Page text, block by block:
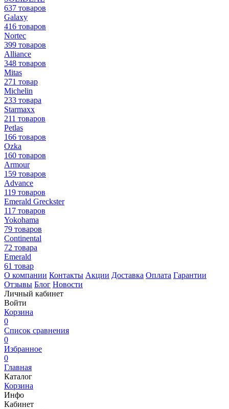
637 товаров
Galaxy
416 товаров
Nortec
399 товаров
Alliance
348 товаров
Mitas
271 товар
Michelin
233 товара
Starmaxx
211 товаров
Petlas
166 товаров
Ozka
160 товаров
Armour
159 товаров
Advance
119 товаров
Emerald Greckster
117 товаров
Yokohama
79 товаров
Continental
72 товара
Emerald
61 товар
О компании Контакты Акции Доставка Оплата Гарантии
Отзывы Блог Новости
Личный кабинет
Войти
Корзина
0
Список сравнения
0
Избранное
0
Главная
Каталог
Корзина
Инфо
Кабинет